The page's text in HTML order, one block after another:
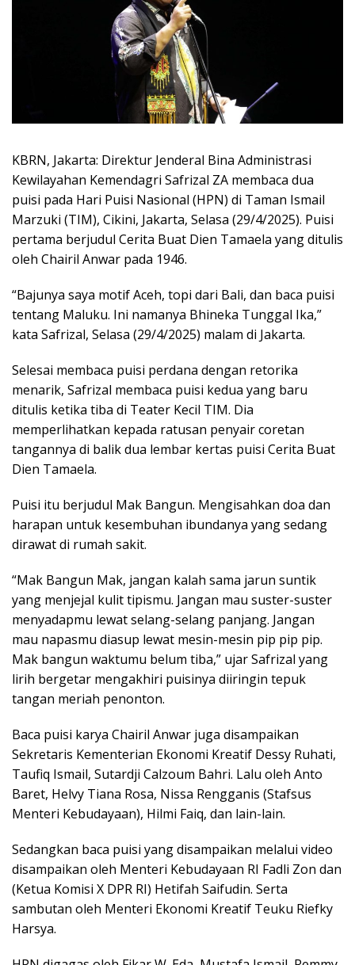
KBRN, Jakarta: Direktur Jenderal Bina Administrasi
Kewilayahan Kemendagri Safrizal ZA membaca dua
puisi pada Hari Puisi Nasional (HPN) di Taman Ismail
Marzuki (TIM), Cikini, Jakarta, Selasa (29/4/2025). Puisi
pertama berjudul Cerita Buat Dien Tamaela yang ditulis
oleh Chairil Anwar pada 1946.
“Bajunya saya motif Aceh, topi dari Bali, dan baca puisi
tentang Maluku. Ini namanya Bhineka Tunggal Ika,”
kata Safrizal, Selasa (29/4/2025) malam di Jakarta.
Selesai membaca puisi perdana dengan retorika
menarik, Safrizal membaca puisi kedua yang baru
ditulis ketika tiba di Teater Kecil TIM. Dia
memperlihatkan kepada ratusan penyair coretan
tangannya di balik dua lembar kertas puisi Cerita Buat
Dien Tamaela.
Puisi itu berjudul Mak Bangun. Mengisahkan doa dan
harapan untuk kesembuhan ibundanya yang sedang
dirawat di rumah sakit.
“Mak Bangun Mak, jangan kalah sama jarun suntik
yang menjejal kulit tipismu. Jangan mau suster-suster
menyadapmu lewat selang-selang panjang. Jangan
mau napasmu diasup lewat mesin-mesin pip pip pip.
Mak bangun waktumu belum tiba,” ujar Safrizal yang
lirih bergetar mengakhiri puisinya diiringin tepuk
tangan meriah penonton.
Baca puisi karya Chairil Anwar juga disampaikan
Sekretaris Kementerian Ekonomi Kreatif Dessy Ruhati,
Taufiq Ismail, Sutardji Calzoum Bahri. Lalu oleh Anto
Baret, Helvy Tiana Rosa, Nissa Rengganis (Stafsus
Menteri Kebudayaan), Hilmi Faiq, dan lain-lain.
Sedangkan baca puisi yang disampaikan melalui video
disampaikan oleh Menteri Kebudayaan RI Fadli Zon dan
(Ketua Komisi X DPR RI) Hetifah Saifudin. Serta
sambutan oleh Menteri Ekonomi Kreatif Teuku Riefky
Harsya.